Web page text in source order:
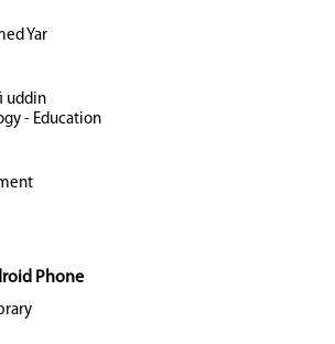
Yar
uddin
- Education
Phone